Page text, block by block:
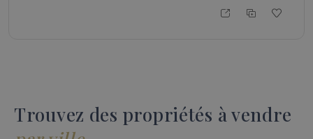
Trouvez des propriétés à vendre